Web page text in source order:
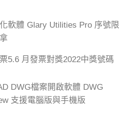
軟體 Glary Utilities Pro 序號限
5.6 月發票對獎2022中獎號碼
DWG檔案開啟軟體 DWG
支援電腦版與手機版